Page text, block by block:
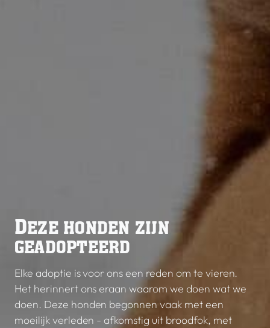
DEZE HONDEN ZIJN
GEADOPTEERD
Elke adoptie is voor ons een reden om te vieren.
Het herinnert ons eraan waarom we doen wat we
doen. Deze honden begonnen vaak met een
moeilijk verleden - afkomstig uit broodfok, met